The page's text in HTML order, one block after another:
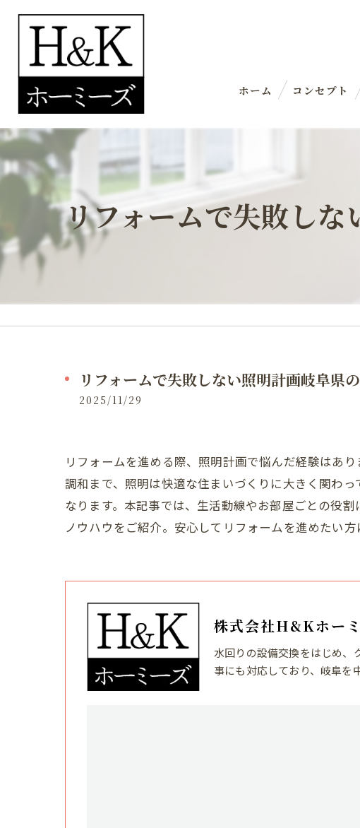
ホーム コンセプト
リフォームで失敗し
リフォームで失敗しない照明計画岐阜県
2025/11/29
リフォームを進める際、照明計画で悩んだ経験はあ
調和まで、照明は快適な住まいづくりに大きく関わ
なります。本記事では、生活動線やお部屋ごとの役
ノウハウをご紹介。安心してリフォームを進めたい
株式会社H&Kホー
水回りの設備交換をはじめ、
事にも対応しており、岐阜を